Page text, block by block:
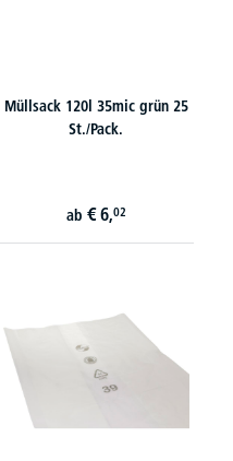
Müllsack 120l 35mic grün 25
St./Pack.
ab € 6,02